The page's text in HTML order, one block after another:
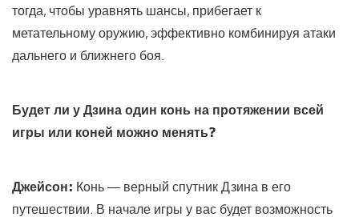
тогда, чтобы уравнять шансы, прибегает к
метательному оружию, эффективно комбинируя атаки
дальнего и ближнего боя.
Будет ли у Дзина один конь на протяжении всей
игры или коней можно менять?
Джейсон: Конь — верный спутник Дзина в его
путешествии. В начале игры у вас будет возможность